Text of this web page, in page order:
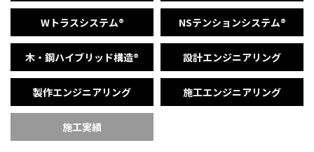
Wトラスシステム® NSテンションシステム®
木・鋼ハイブリッド構造® 設計エンジニアリング
製作エンジニアリング 施工エンジニアリング
施工実績